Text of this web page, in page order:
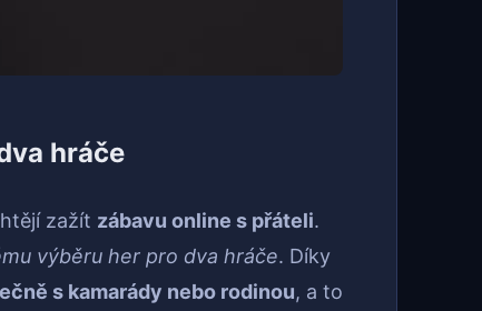
hráče
zažít zábavu online s přáteli.
výběru her pro dva hráče. Díky
s kamarády nebo rodinou, a to